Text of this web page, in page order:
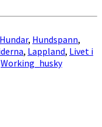
Hundar, Hundspann,
, Lappland, Livet i
Working_husky